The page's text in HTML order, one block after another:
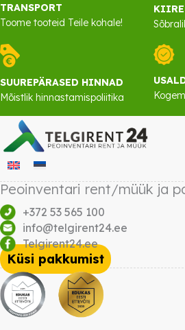
TRANSPORT
Toome tooteid Teile kohale!
KIIRE
SUUREPÄRASED HINNAD
Mõistlik hinnastamispoliitika
Peoinventari rent/müük ja
+372 53 565 100
info@telgirent24.ee
Telgirent24.ee
Küsi pakkumist